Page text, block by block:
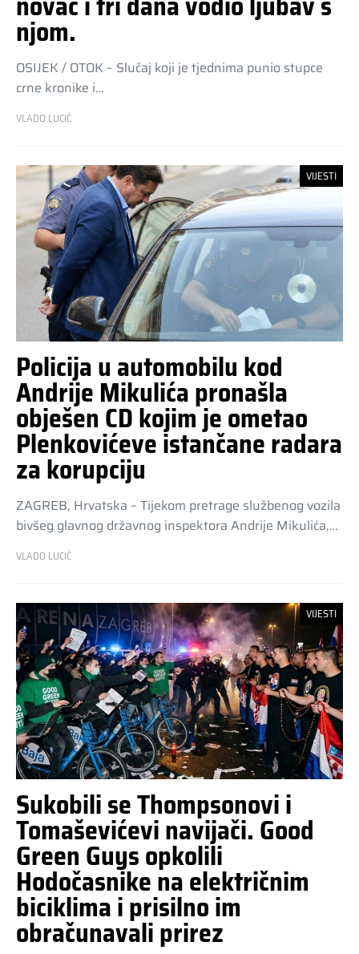
njom.
OSIJEK / OTOK – Slučaj koji je tjednima punio stupce
crne kronike i…
VLADO LUCIĆ
VIJESTI
Policija u automobilu kod
Andrije Mikulića pronašla
obješen CD kojim je ometao
Plenkovićeve istančane radara
za korupciju
ZAGREB, Hrvatska – Tijekom pretrage službenog vozila
bivšeg glavnog državnog inspektora Andrije Mikulića,…
VLADO LUCIĆ
VIJESTI
Sukobili se Thompsonovi i
Tomaševićevi navijači. Good
Green Guys opkolili
Hodočasnike na električnim
biciklima i prisilno im
obračunavali prirez